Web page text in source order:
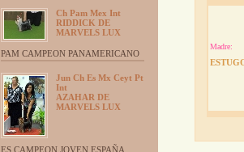
Ch Pam Mex Int
RIDDICK DE
MARVELS LUX
PAM CAMPEON PANAMERICANO
Jun Ch Es Mx Ceyt Pt
Int
AZAHAR DE
MARVELS LUX
ES CAMPEON JOVEN ESPAÑA
Madre: